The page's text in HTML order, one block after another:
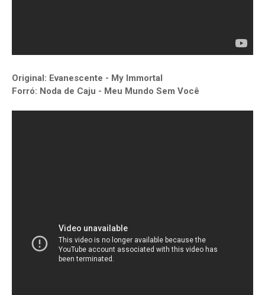
Original: Evanescente - My Immortal
Forró: Noda de Caju - Meu Mundo Sem Você